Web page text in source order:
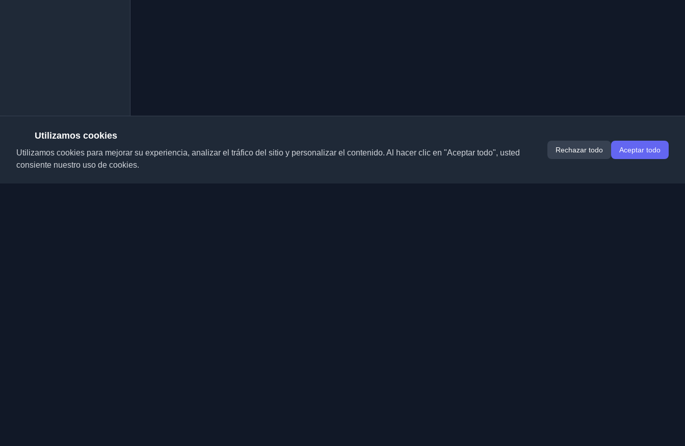
Utilizamos cookies
Utilizamos cookies para mejorar su experiencia, analizar el tráfico del sitio y personalizar el contenido. Al hacer clic en "Aceptar todo", usted
consiente nuestro uso de cookies.
Rechazar todo Aceptar todo